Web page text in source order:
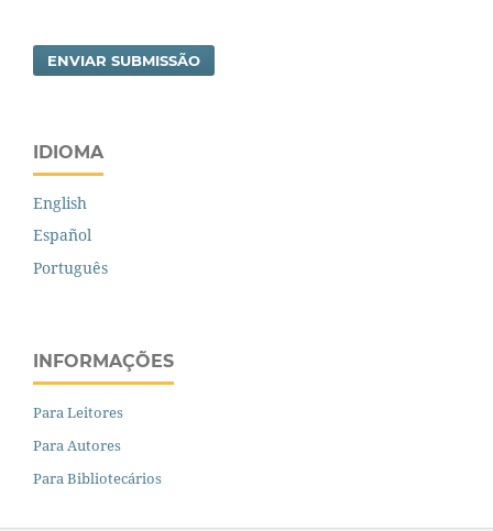
ENVIAR SUBMISSÃO
IDIOMA
English
Español
Português
INFORMAÇÕES
Para Leitores
Para Autores
Para Bibliotecários